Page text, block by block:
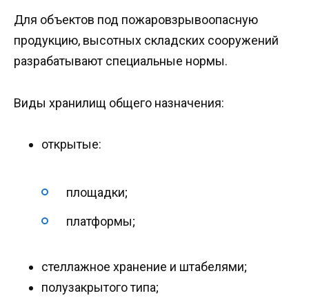
Для объектов под пожаровзрывоопасную
продукцию, высотных складских сооружений
разрабатывают специальные нормы.
Виды хранилищ общего назначения:
открытые:
площадки;
платформы;
стеллажное хранение и штабелями;
полузакрытого типа;